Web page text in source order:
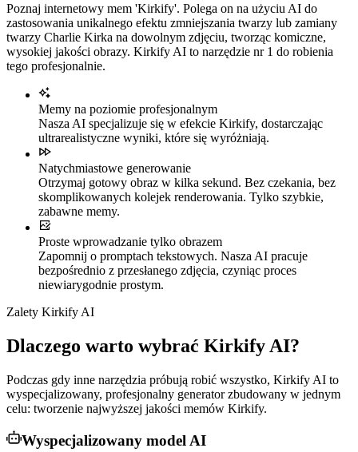
Poznaj internetowy mem 'Kirkify'. Polega on na użyciu AI do
zastosowania unikalnego efektu zmniejszania twarzy lub zamiany
twarzy Charlie Kirka na dowolnym zdjęciu, tworząc komiczne,
wysokiej jakości obrazy. Kirkify AI to narzędzie nr 1 do robienia
tego profesjonalnie.
Memy na poziomie profesjonalnym
Nasza AI specjalizuje się w efekcie Kirkify, dostarczając
ultrarealistyczne wyniki, które się wyróżniają.
Natychmiastowe generowanie
Otrzymaj gotowy obraz w kilka sekund. Bez czekania, bez
skomplikowanych kolejek renderowania. Tylko szybkie,
zabawne memy.
Proste wprowadzanie tylko obrazem
Zapomnij o promptach tekstowych. Nasza AI pracuje
bezpośrednio z przesłanego zdjęcia, czyniąc proces
niewiarygodnie prostym.
Zalety Kirkify AI
Dlaczego warto wybrać Kirkify AI?
Podczas gdy inne narzędzia próbują robić wszystko, Kirkify AI to
wyspecjalizowany, profesjonalny generator zbudowany w jednym
celu: tworzenie najwyższej jakości memów Kirkify.
Wyspecjalizowany model AI